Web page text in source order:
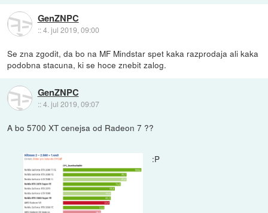
GenZNPC
::4. jul 2019, 09:00
Se zna zgodit, da bo na MF Mindstar spet kaka razprodaja ali kaka
podobna stacuna, ki se hoce znebit zalog.
GenZNPC
::4. jul 2019, 09:07
A bo 5700 XT cenejsa od Radeon 7 ??
:P